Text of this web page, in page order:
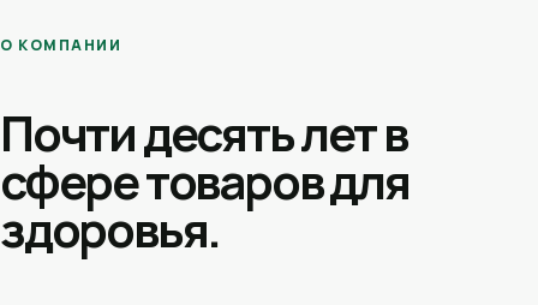
О КОМПАНИИ
Почти десять лет в
сфере товаров для
здоровья.